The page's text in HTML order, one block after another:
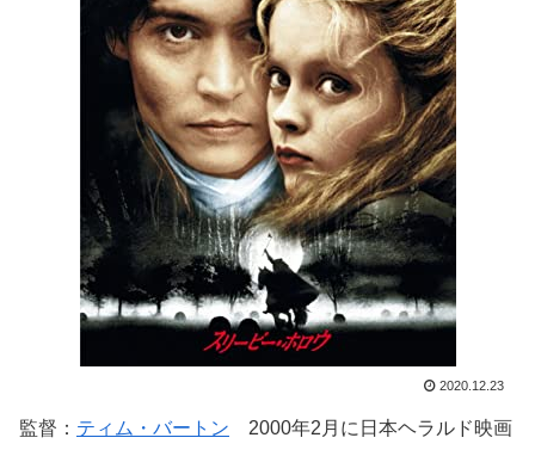
2020.12.23
監督： ティム・バートン 2000年2月に日本ヘラルド映画